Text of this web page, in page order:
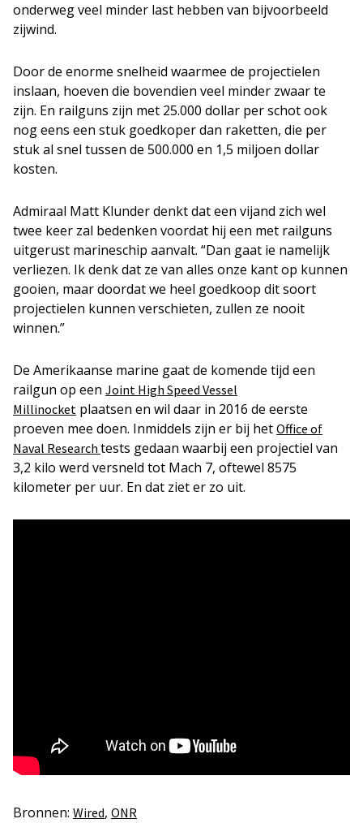
onderweg veel minder last hebben van bijvoorbeeld
zijwind.
Door de enorme snelheid waarmee de projectielen
inslaan, hoeven die bovendien veel minder zwaar te
zijn. En railguns zijn met 25.000 dollar per schot ook
nog eens een stuk goedkoper dan raketten, die per
stuk al snel tussen de 500.000 en 1,5 miljoen dollar
kosten.
Admiraal Matt Klunder denkt dat een vijand zich wel
twee keer zal bedenken voordat hij een met railguns
uitgerust marineschip aanvalt. “Dan gaat ie namelijk
verliezen. Ik denk dat ze van alles onze kant op kunnen
gooien, maar doordat we heel goedkoop dit soort
projectielen kunnen verschieten, zullen ze nooit
winnen.”
De Amerikaanse marine gaat de komende tijd een
railgun op een Joint High Speed Vessel
Millinocket plaatsen en wil daar in 2016 de eerste
proeven mee doen. Inmiddels zijn er bij het Office of
Naval Research tests gedaan waarbij een projectiel van
3,2 kilo werd versneld tot Mach 7, oftewel 8575
kilometer per uur. En dat ziet er zo uit.
Bronnen: Wired, ONR